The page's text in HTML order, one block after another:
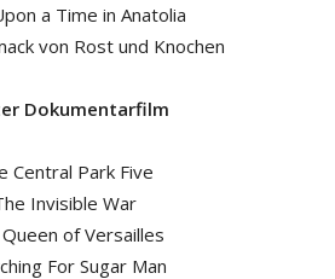
a Time in Anatolia
von Rost und Knochen
Dokumentarfilm
Central Park Five
Invisible War
of Versailles
For Sugar Man